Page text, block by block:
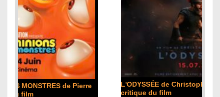
L'ODYSSÉE de Christopher Nolan : la
critique du film